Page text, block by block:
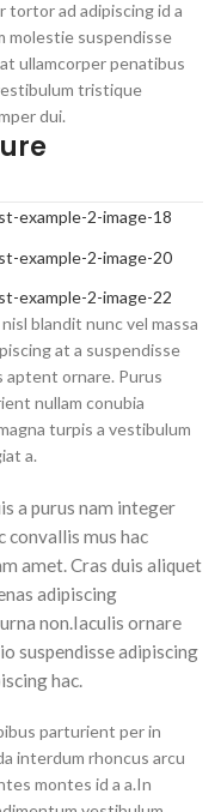
ad adipiscing id a
molestie suspendisse
ullamcorper penatibus
tristique
dui.
blandit nunc vel massa
at a suspendisse
ornare. Purus
nullam conubia
turpis a vestibulum
a.
a purus nam integer
convallis mus hac
amet. Cras duis aliquet
adipiscing
non.Iaculis ornare
suspendisse adipiscing
hac.
parturient per in
interdum rhoncus arcu
montes id a a.In